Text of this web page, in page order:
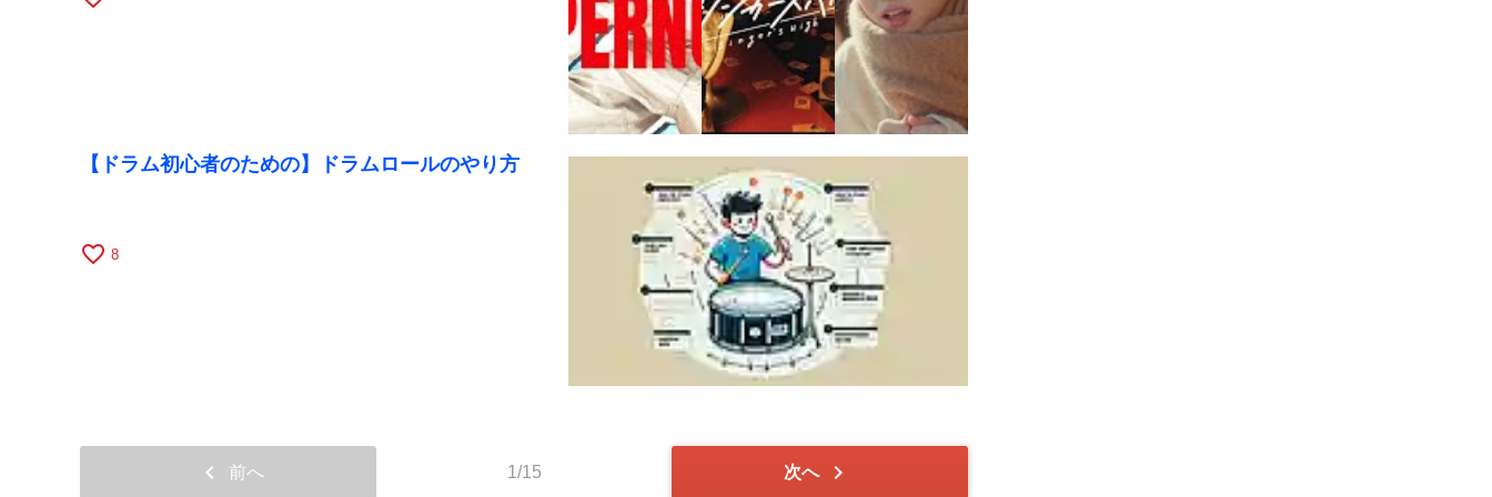
【ドラム初心者のための】ドラムロールのやり方
favorite_border 8
chevron_left 前へ 1/15 次へ chevron_right